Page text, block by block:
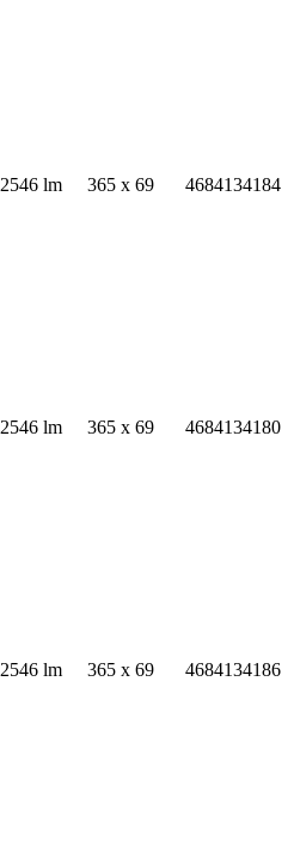
2546 lm 365 x 69 4684134184
2546 lm 365 x 69 4684134180
2546 lm 365 x 69 4684134186